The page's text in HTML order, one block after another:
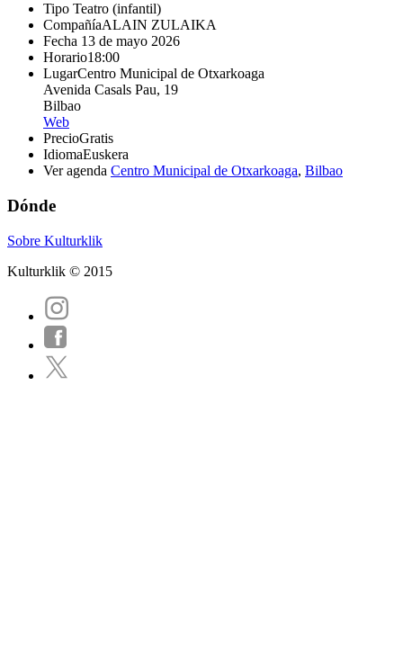
Tipo Teatro (infantil)
CompañíaALAIN ZULAIKA
Fecha 13 de mayo 2026
Horario18:00
LugarCentro Municipal de Otxarkoaga
Avenida Casals Pau, 19
Bilbao
Web
PrecioGratis
IdiomaEuskera
Ver agenda Centro Municipal de Otxarkoaga, Bilbao
Dónde
Sobre Kulturklik
Kulturklik © 2015